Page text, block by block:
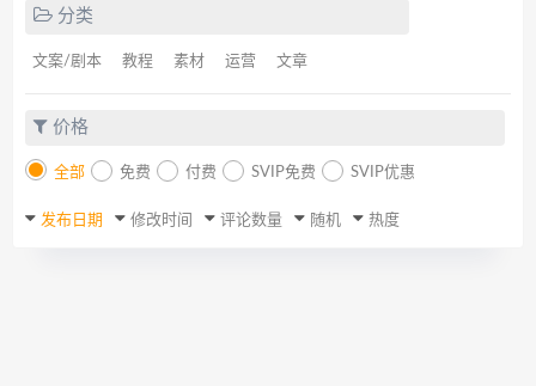
分类
文案/剧本 教程 素材 运营 文章
价格
全部 免费 付费 SVIP免费 SVIP优惠
发布日期 修改时间 评论数量 随机 热度